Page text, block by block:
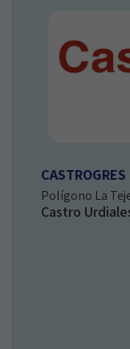
Polígono La
Castro